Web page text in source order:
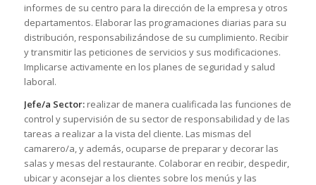
informes de su centro para la dirección de la empresa y otros
departamentos. Elaborar las programaciones diarias para su
distribución, responsabilizándose de su cumplimiento. Recibir
y transmitir las peticiones de servicios y sus modificaciones.
Implicarse activamente en los planes de seguridad y salud
laboral.
Jefe/a Sector:realizar de manera cualificada las funciones de
control y supervisión de su sector de responsabilidad y de las
tareas a realizar a la vista del cliente. Las mismas del
camarero/a, y además, ocuparse de preparar y decorar las
salas y mesas del restaurante. Colaborar en recibir, despedir,
ubicar y aconsejar a los clientes sobre los menús y las